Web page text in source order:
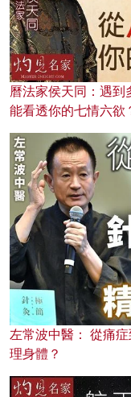
曆法家侯天同：遇到
能看透你的七情六欲
左常波中醫： 從痛
理身體？